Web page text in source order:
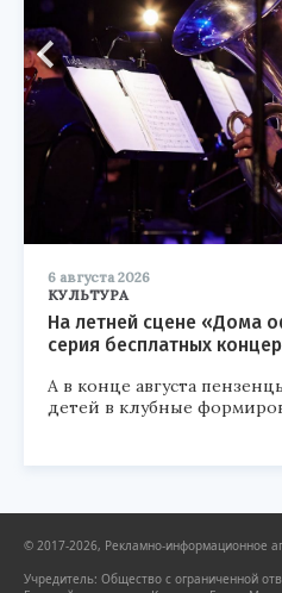
6 августа 2026
КУЛЬТУРА
На летней сцене «Дома
серия бесплатных
А в конце августа
детей в клубные
© 2017-2026, Рекламно-информационное
Учредитель: Общество с ограниченной